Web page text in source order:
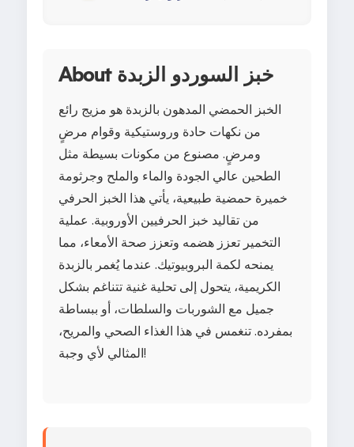
About خبز السوردو الزبدة
الخبز الحمضي المدهون بالزبدة هو مزيج رائع
من نكهات حادة وروستيكية وقوام مرضٍ
ومرضٍ. مصنوع من مكونات بسيطة مثل
الطحين عالي الجودة والماء والملح وجرثومة
خميرة حمضية طبيعية، يأتي هذا الخبز الحرفي
من تقاليد خبز الحرفيين الأوروبية. عملية
التخمير تعزز هضمه وتعزز صحة الأمعاء، مما
يمنحه لكمة البروبيوتيك. عندما يُغمر بالزبدة
الكريمية، يتحول إلى تحلية غنية تتناغم بشكل
جميل مع الشوربات والسلطات، أو ببساطة
بمفرده. تنغمس في هذا الغذاء الصحي والمريح،
المثالي لأي وجبة!